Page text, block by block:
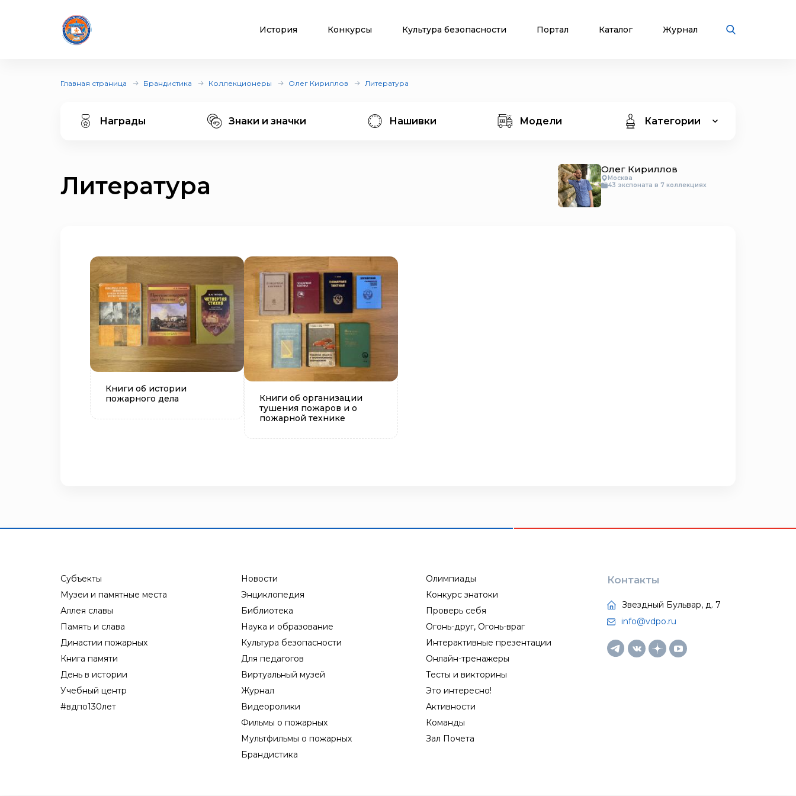
История Конкурсы Культура безопасности Портал Каталог Журнал
Главная страница Брандистика Коллекционеры Олег Кириллов Литература
Награды Знаки и значки Нашивки Модели Категории
Литература
Олег Кириллов
Москва
43 экспоната в 7 коллекциях
Книги об истории
пожарного дела
Книги об организации
тушения пожаров и о
пожарной технике
Субъекты
Музеи и памятные места
Аллея славы
Память и слава
Династии пожарных
Книга памяти
День в истории
Учебный центр
#вдпо130лет
Новости
Энциклопедия
Библиотека
Наука и образование
Культура безопасности
Для педагогов
Виртуальный музей
Журнал
Видеоролики
Фильмы о пожарных
Мультфильмы о пожарных
Брандистика
Олимпиады
Конкурс знатоки
Проверь себя
Огонь-друг, Огонь-враг
Интерактивные презентации
Онлайн-тренажеры
Тесты и викторины
Это интересно!
Активности
Команды
Зал Почета
Контакты
Звездный Бульвар, д. 7
info@vdpo.ru